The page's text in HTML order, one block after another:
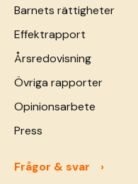
Barnets rättigheter
Effektrapport
Årsredovisning
Övriga rapporter
Opinionsarbete
Press
Frågor & svar